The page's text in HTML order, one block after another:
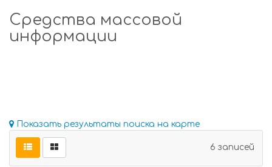
Средства массовой
информации
Показать результаты поиска на карте
6 записей